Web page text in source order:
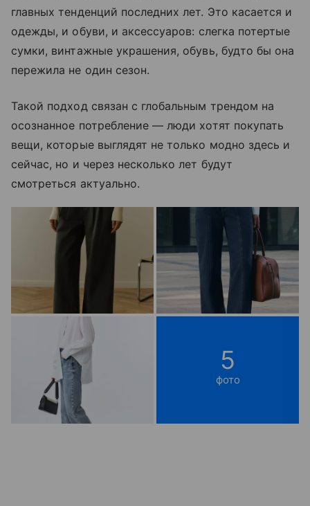
главных тенденций последних лет. Это касается и
одежды, и обуви, и аксессуаров: слегка потертые
сумки, винтажные украшения, обувь, будто бы она
пережила не один сезон.
Такой подход связан с глобальным трендом на
осознанное потребление — люди хотят покупать
вещи, которые выглядят не только модно здесь и
сейчас, но и через несколько лет будут
смотреться актуально.
5
фото